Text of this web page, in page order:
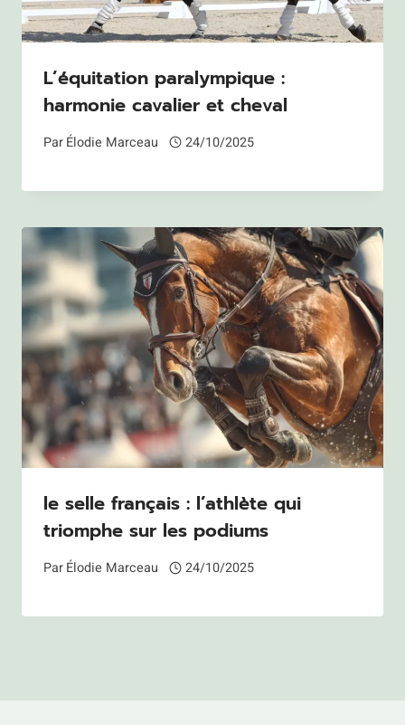
L’équitation paralympique :
harmonie cavalier et cheval
ParÉlodie Marceau 24/10/2025
le selle français : l’athlète qui
triomphe sur les podiums
ParÉlodie Marceau 24/10/2025